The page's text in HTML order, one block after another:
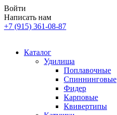
Войти
Написать нам
+7 (915) 361-08-87
Каталог
Удилища
Поплавочные
Спиннинговые
Фидер
Карповые
Квивертипы